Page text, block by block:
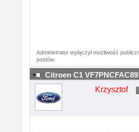
Administrator wyłączył możliwość
postów.
Citroen C1
Krzysztof